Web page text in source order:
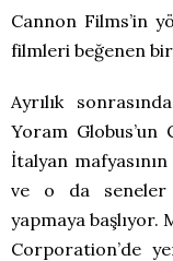
Cannon Films’in
filmleri beğenen
Ayrılık
Yoram Globus’un
İtalyan
ve o da seneler
yapmaya başlıyor.
Corporation’de